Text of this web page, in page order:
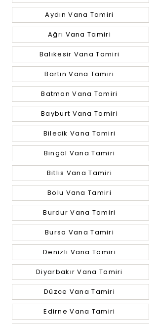
Aydın Vana Tamiri
Ağrı Vana Tamiri
Balıkesir Vana Tamiri
Bartın Vana Tamiri
Batman Vana Tamiri
Bayburt Vana Tamiri
Bilecik Vana Tamiri
Bingöl Vana Tamiri
Bitlis Vana Tamiri
Bolu Vana Tamiri
Burdur Vana Tamiri
Bursa Vana Tamiri
Denizli Vana Tamiri
Diyarbakır Vana Tamiri
Düzce Vana Tamiri
Edirne Vana Tamiri